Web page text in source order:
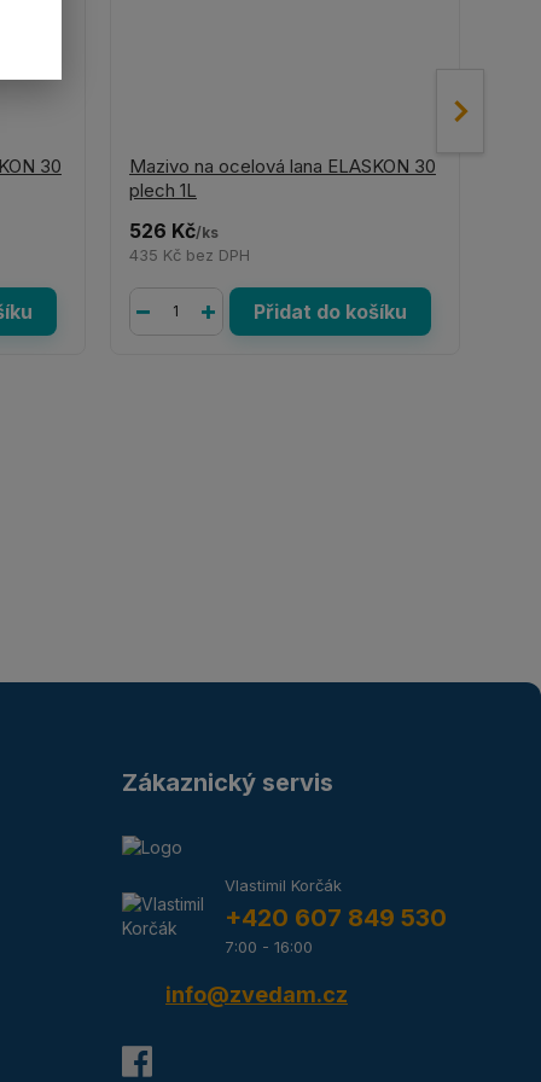
30
Mazivo na ocelová lana ELASKON 30
plech 1L
526 Kč/ks
435 Kč bez DPH
Přidat do košíku
Zákaznický servis
Vlastimil Korčák
+420 607 849 530
7:00 - 16:00
info@zvedam.cz